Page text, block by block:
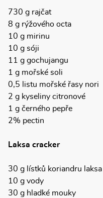
730 g rajčat
8 g rýžového octa
10 g mirinu
10 g sóji
11 g gochujangu
1 g mořské soli
0,5 listu mořské řasy nori
2 g kyseliny citronové
1 g černého pepře
2% pectin
Laksa cracker
30 g lístků koriandru laksa
10 g vody
30 g hladké mouky